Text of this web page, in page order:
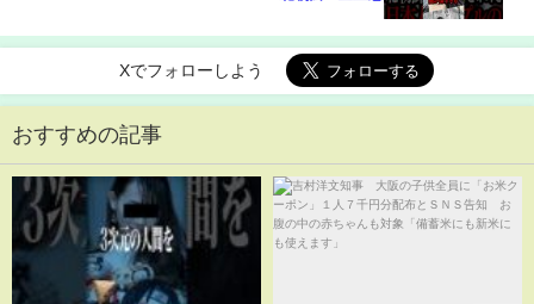
Xでフォローしよう
おすすめの記事